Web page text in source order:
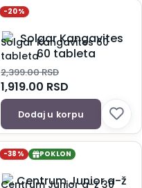
-20%
Solgar Kangavites 60
tableta
2,399.00RSD
1,919.00 RSD
Dodaj u korpu
-38% POKLON
Centrum Junior a-ž 30